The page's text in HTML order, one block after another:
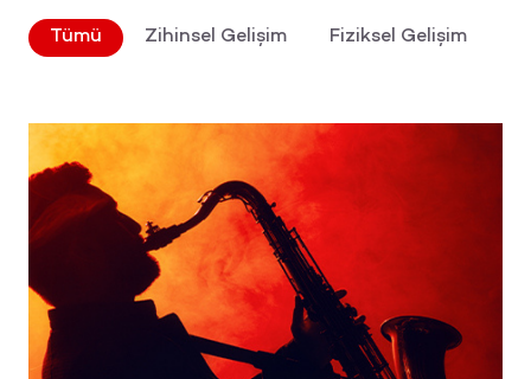
Tümü Zihinsel Gelişim Fiziksel Gelişim